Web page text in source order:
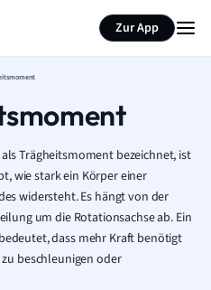
Zur App
Trägheitsmoment bezeichnet, ist
wie stark ein Körper einer
widersteht. Es hängt von der
um die Rotationsachse ab. Ein
dass mehr Kraft benötigt
beschleunigen oder